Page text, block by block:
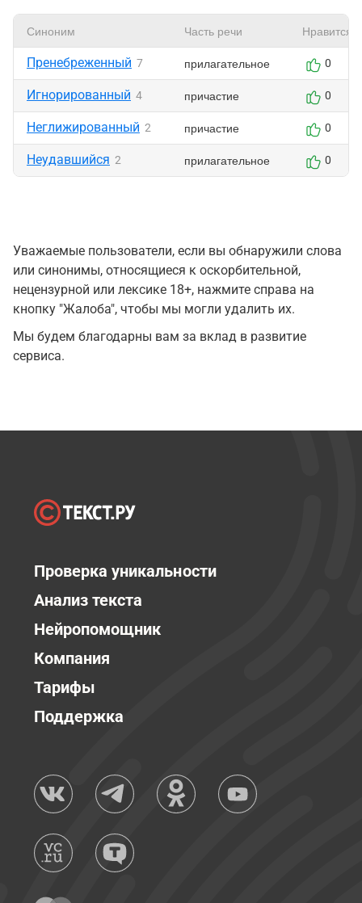
Синоним Часть речи Нравится
Пренебреженный 7 прилагательное 0
Игнорированный 4 причастие 0
Неглижированный 2 причастие 0
Неудавшийся 2 прилагательное 0
Уважаемые пользователи, если вы обнаружили слова
или синонимы, относящиеся к оскорбительной,
нецензурной или лексике 18+, нажмите справа на
кнопку "Жалоба", чтобы мы могли удалить их.
Мы будем благодарны вам за вклад в развитие
сервиса.
Проверка уникальности
Анализ текста
Нейропомощник
Компания
Тарифы
Поддержка